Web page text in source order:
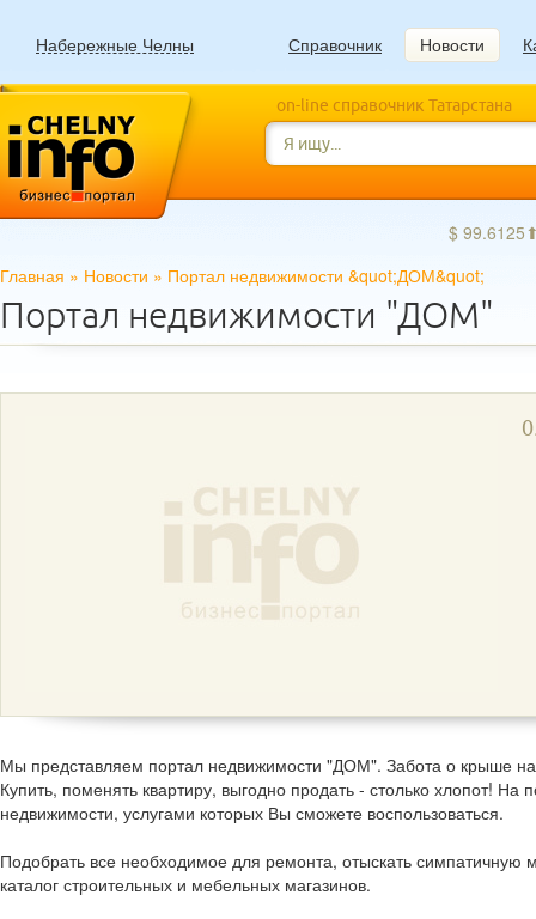
Набережные Челны Справочник Новости
on-line справочник Татарстана
$
Главная » Новости » Портал недвижимости &quot;ДОМ&quot;
Портал недвижимости "ДОМ"
Мы представляем портал недвижимости "ДОМ". Забота о крыше
Купить, поменять квартиру, выгодно продать - столько хлопот! На
недвижимости, услугами которых Вы сможете воспользоваться.
Подобрать все необходимое для ремонта, отыскать симпатичную
каталог строительных и мебельных магазинов.